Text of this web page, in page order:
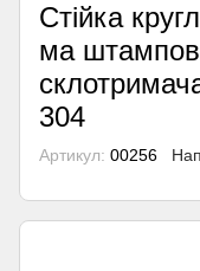
Стійка
ма
304
Артикул: 00256